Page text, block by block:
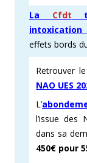
La Cfdt
intoxication
effets bords
Retrouver le
NAO UES
L’
l’issue des
dans sa
450€ pour